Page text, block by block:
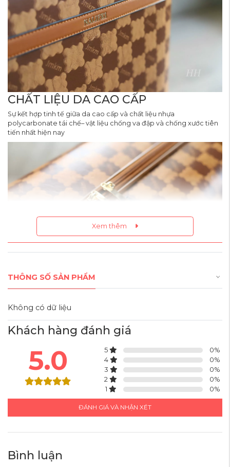
CHẤT LIỆU DA CAO CẤP
Sự kết hợp tinh tế giữa da cao cấp và chất liệu nhựa
polycarbonate tái chế– vật liệu chống va đập và chống xước tiên
tiến nhất hiện nay
KHÓA SỐ TSA AN TOÀN
Khóa số TSA âm chuẩn hóa theo Bộ an ninh vận tải Hoa Kỳ tăng
Xem thêm
THÔNG SỐ SẢN PHẨM
Không có dữ liệu
Khách hàng đánh giá
5.0 5 0%
4
0%
3
0%
2
0%
1
0%
ĐÁNH GIÁ VÀ NHẬN XÉT
Bình luận